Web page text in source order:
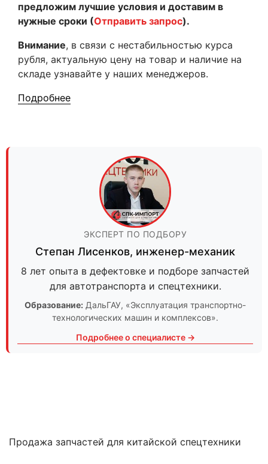
предложим лучшие условия и доставим в
нужные сроки (Отправить запрос).
Внимание, в связи с нестабильностью курса
рубля, актуальную цену на товар и наличие на
складе узнавайте у наших менеджеров.
Подробнее
ЭКСПЕРТ ПО ПОДБОРУ
Степан Лисенков, инженер-механик
8 лет опыта в дефектовке и подборе запчастей
для автотранспорта и спецтехники.
Образование: ДальГАУ, «Эксплуатация транспортно-
технологических машин и комплексов».
Подробнее о специалисте →
Продажа запчастей для китайской спецтехники